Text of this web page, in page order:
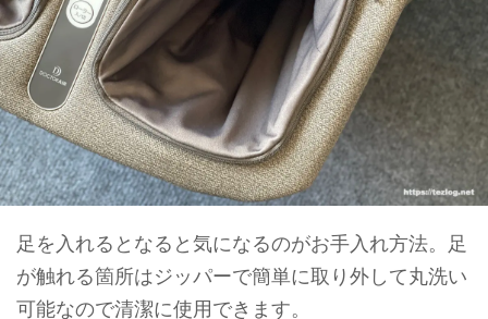
足を入れるとなると気になるのがお手入れ方法。足
が触れる箇所はジッパーで簡単に取り外して丸洗い
可能なので清潔に使用できます。